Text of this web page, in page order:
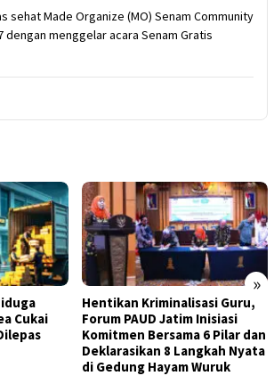
sehat Made Organize (MO) Senam Community
dengan menggelar acara Senam Gratis
»
Cukai
Hentikan Kriminalisasi Guru,
Forum PAUD Jatim Inisiasi
Komitmen Bersama 6 Pilar dan
Deklarasikan 8 Langkah Nyata
di Gedung Hayam Wuruk